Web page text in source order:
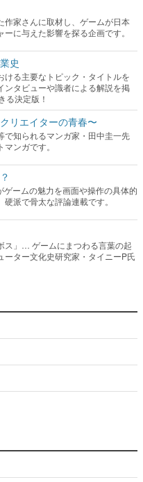
作家さんに取材し、ゲームが日本
に与えた影響を探る企画です。
史
ける主要なトピック・タイトルを
ンタビューや識者による解説を掲
る決定版！
リエイターの青春〜
で知られるマンガ家・田中圭一先
ンガです。
ームの魅力を画面や操作の具体的
派で骨太な評論連載です。
ス」… ゲームにまつわる言葉の起
ーター文化史研究家・タイニーP氏